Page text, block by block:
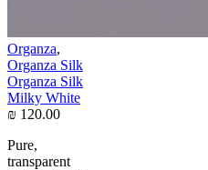
Organza,
Organza Silk
Organza Silk
Milky White
₪ 120.00
Pure,
transparent